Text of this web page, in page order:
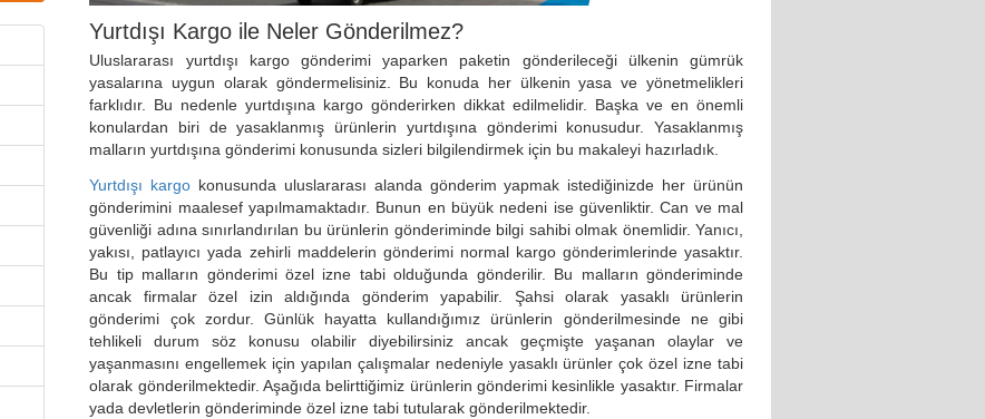
Yurtdışı Kargo ile Neler Gönderilmez?
Uluslararası yurtdışı kargo gönderimi yaparken paketin gönderileceği ülkenin gümrük
yasalarına uygun olarak göndermelisiniz. Bu konuda her ülkenin yasa ve yönetmelikleri
farklıdır. Bu nedenle yurtdışına kargo gönderirken dikkat edilmelidir. Başka ve en önemli
konulardan biri de yasaklanmış ürünlerin yurtdışına gönderimi konusudur. Yasaklanmış
malların yurtdışına gönderimi konusunda sizleri bilgilendirmek için bu makaleyi hazırladık.
Yurtdışı kargo konusunda uluslararası alanda gönderim yapmak istediğinizde her ürünün
gönderimini maalesef yapılmamaktadır. Bunun en büyük nedeni ise güvenliktir. Can ve mal
güvenliği adına sınırlandırılan bu ürünlerin gönderiminde bilgi sahibi olmak önemlidir. Yanıcı,
yakısı, patlayıcı yada zehirli maddelerin gönderimi normal kargo gönderimlerinde yasaktır.
Bu tip malların gönderimi özel izne tabi olduğunda gönderilir. Bu malların gönderiminde
ancak firmalar özel izin aldığında gönderim yapabilir. Şahsi olarak yasaklı ürünlerin
gönderimi çok zordur. Günlük hayatta kullandığımız ürünlerin gönderilmesinde ne gibi
tehlikeli durum söz konusu olabilir diyebilirsiniz ancak geçmişte yaşanan olaylar ve
yaşanmasını engellemek için yapılan çalışmalar nedeniyle yasaklı ürünler çok özel izne tabi
olarak gönderilmektedir. Aşağıda belirttiğimiz ürünlerin gönderimi kesinlikle yasaktır. Firmalar
yada devletlerin gönderiminde özel izne tabi tutularak gönderilmektedir.